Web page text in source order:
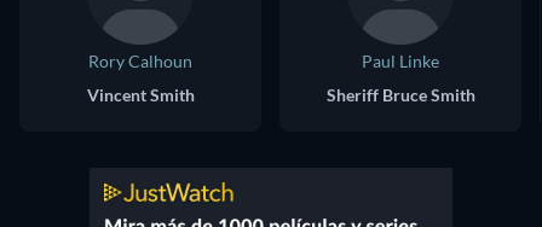
Rory Calhoun
Vincent Smith
Paul Linke
Sheriff Bruce Smith